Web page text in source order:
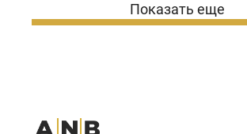
Показать еще